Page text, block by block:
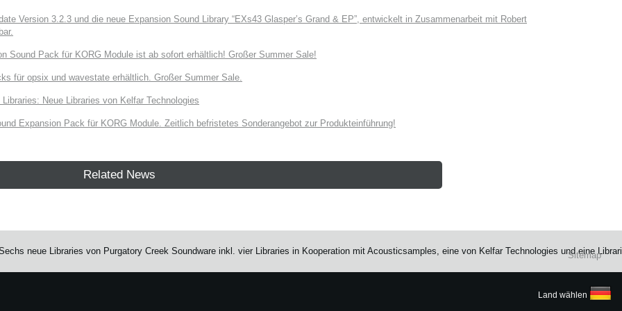
Version 3.2.3 und die neue Expansion Sound Library “EXs43 Glasper’s Grand & EP”, entwickelt in Zusammenarbeit mit Robert
Sound Pack für KORG Module ist ab sofort erhältlich! Großer Summer Sale!
für opsix und wavestate erhältlich. Großer Summer Sale.
Neue Libraries von Kelfar Technologies
Expansion Pack für KORG Module. Zeitlich befristetes Sonderangebot zur Produkteinführung!
Related News
neue Libraries von Purgatory Creek Soundware inkl. vier Libraries in Kooperation mit Acousticsamples, eine von Kelfar Technologies und eine
Sitemap
Land wählen